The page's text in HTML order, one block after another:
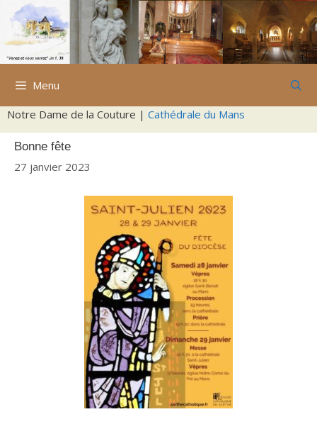
Aller
contenu
Menu
Notre Dame de la Couture | Cathédrale du Mans
Bonne fête
27 janvier 2023